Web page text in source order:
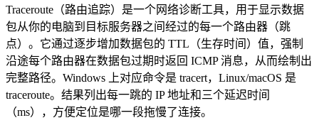
Traceroute（路由追踪）是一个网络诊断工具，用于显示数据
包从你的电脑到目标服务器之间经过的每一个路由器（跳
点）。它通过逐步增加数据包的 TTL（生存时间）值，强制
沿途每个路由器在数据包过期时返回 ICMP 消息，从而绘制出
完整路径。Windows 上对应命令是 tracert，Linux/macOS 是
traceroute。结果列出每一跳的 IP 地址和三个延迟时间
（ms），方便定位是哪一段拖慢了连接。